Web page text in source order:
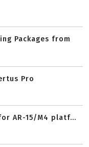
Packages from
Pro
AR-15/M4 platf...